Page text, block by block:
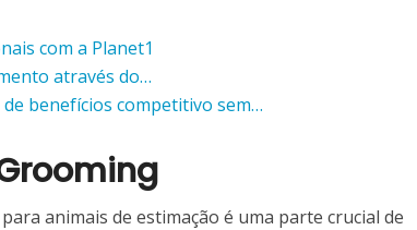
com a Planet1
através do…
benefícios competitivo sem…
animais de estimação é uma parte crucial de